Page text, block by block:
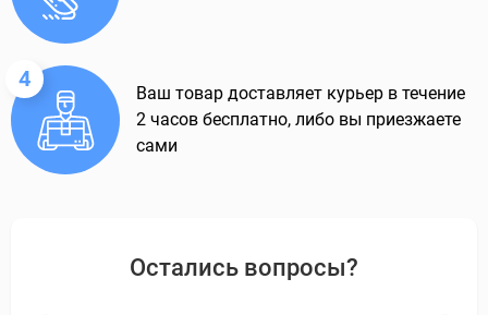
4
Ваш товар доставляет курьер в течение
2 часов бесплатно, либо вы приезжаете
сами
Остались вопросы?